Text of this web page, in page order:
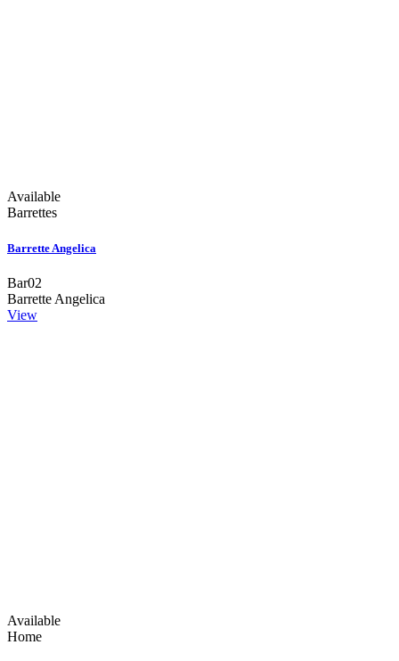
Available
Barrettes
Barrette Angelica
Bar02
Barrette Angelica
View
Available
Home